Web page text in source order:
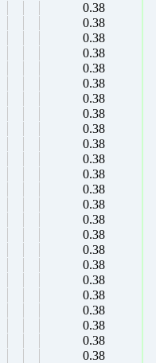
0.38
0.38
0.38
0.38
0.38
0.38
0.38
0.38
0.38
0.38
0.38
0.38
0.38
0.38
0.38
0.38
0.38
0.38
0.38
0.38
0.38
0.38
0.38
0.38